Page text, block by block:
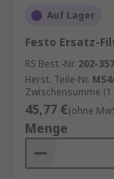
Auf Lager
Festo Ersatz-
RS Best.-Nr. 202-
Herst. Teile-Nr.
Zwischensumme (1
45,77 €(ohne
Menge